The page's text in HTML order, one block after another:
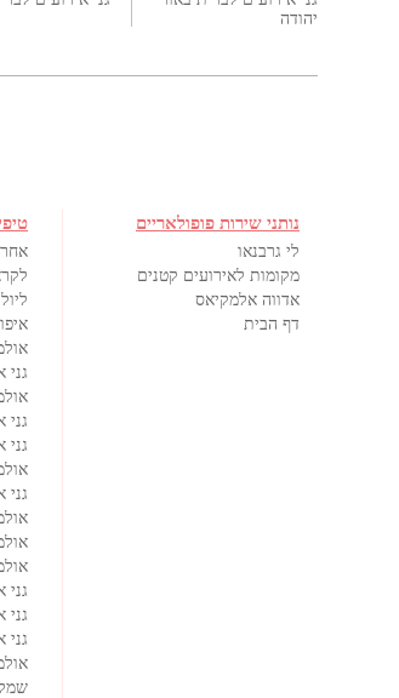
יהודה
נותני שירות פופולאריים
לי גרבנאו
מקומות לאירועים קטנים
אדווה אלמקיאס
דף הבית
גני
גני
גני
גני
גני
גני
גני